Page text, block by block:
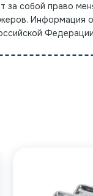
за собой право
Информация